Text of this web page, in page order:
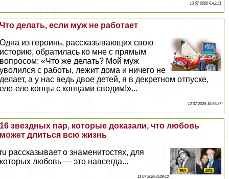
13 07 2026 6:42:51
Что делать, если муж не работает
Одна из героинь, рассказывающих свою
историю, обратилась ко мне с прямым
вопросом: «Что же делать? Мой муж
уволился с работы, лежит дома и ничего не
делает, а у нас ведь двое детей, я в декретном отпуске,
еле-еле концы с концами сводим!»...
12 07 2026 18:59:27
16 звездных пар, которые доказали, что любовь
может длиться всю жизнь
ru рассказывает о знаменитостях, для
которых любовь — это навсегда...
11 07 2026 0:29:12